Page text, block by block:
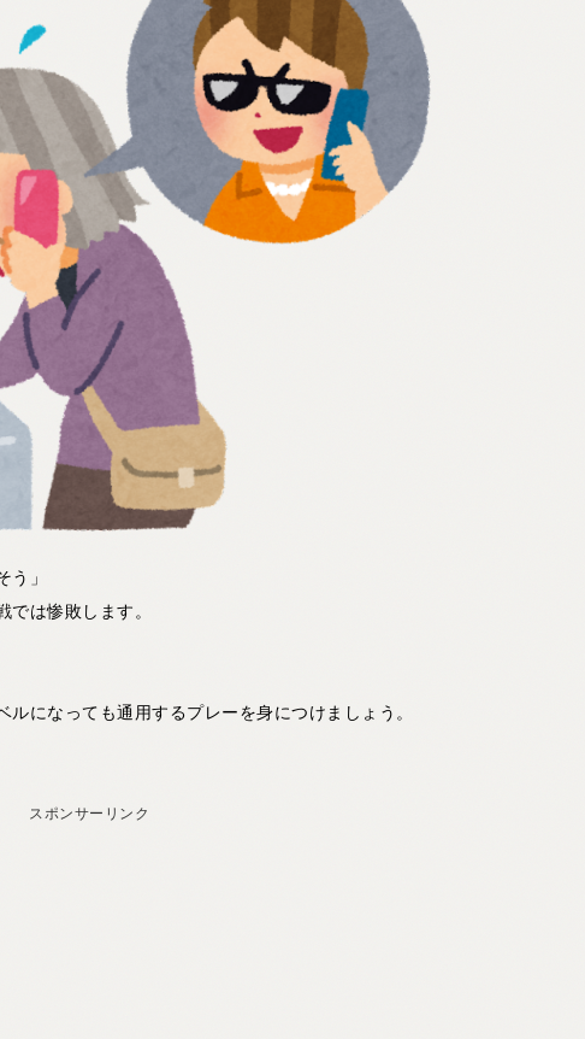
う」
は惨敗します。
になっても通用するプレーを身につけましょう。
スポンサーリンク